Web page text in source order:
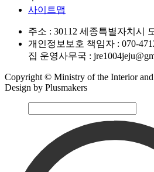
사이트맵
주소 : 30112 세종특별자치시
개인정보보호 책임자 : 070-
집 운영사무국 :
Copyright © Ministry of the Interior and
Design by Plusmakers